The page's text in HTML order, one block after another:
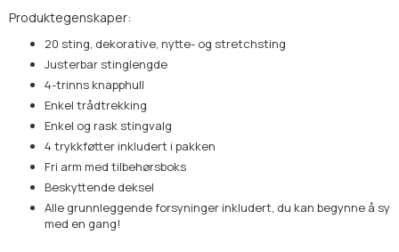
Produktegenskaper:
20 sting, dekorative, nytte- og stretchsting
Justerbar stinglengde
4-trinns knapphull
Enkel trådtrekking
Enkel og rask stingvalg
4 trykkføtter inkludert i pakken
Fri arm med tilbehørsboks
Beskyttende deksel
Alle grunnleggende forsyninger inkludert, du kan begynne å sy
med en gang!